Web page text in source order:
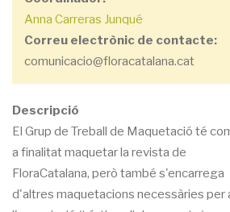
Anna Carreras Junqué
Correu electrònic de contacte
comunicacio@floracatalana.cat
Descripció
El Grup de Treball de Maquetació té
a finalitat maquetar la revista de
FloraCatalana, però també s'encarrega
d'altres maquetacions necessàries per